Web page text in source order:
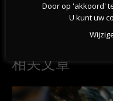
Previous article
提高购买力、限制移民…2023
相关文章
Door op 'akkoord'
U kunt uw